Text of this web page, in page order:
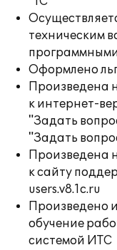
техническим
Оформлено
Произведена
к интернет-
"Задать
"Задать
Произведена
к сайту
users.v8.1c.ru
Произведено
обучение
системой ИТС